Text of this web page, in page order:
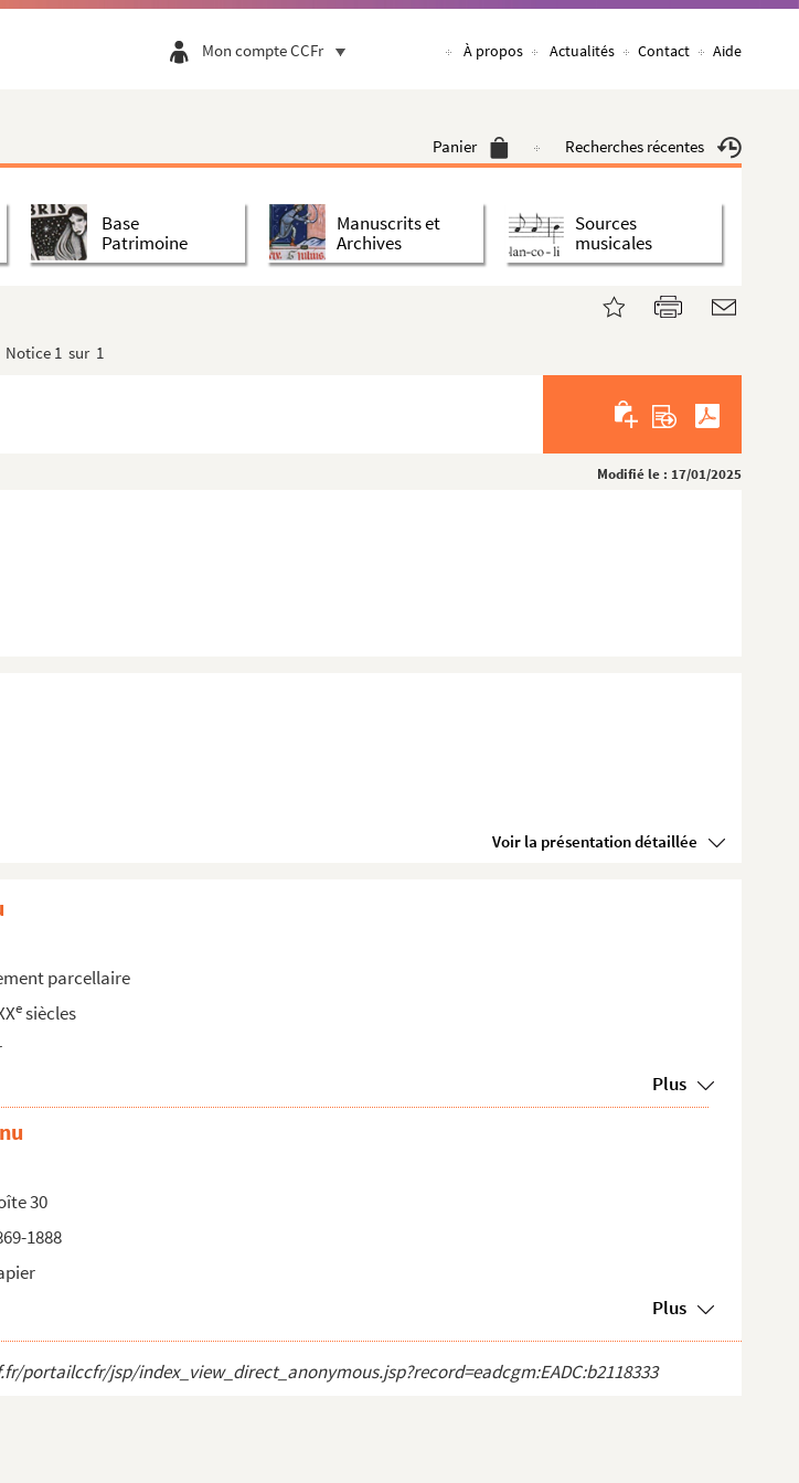
Mon compte CCFr À propos Actualités Contact Aide
Panier Recherches récentes
Base
Patrimoine
Manuscrits et
Archives
Sources
musicales
Notice 1 sur 1
Modifié le : 17/01/2025
Voir la présentation détaillée
de l'usine électrique - ville d...
parcellaire
esiècles
Plus
30
1888
Plus
portailccfr/jsp/index_view_direct_anonymous.jsp?record=eadcgm:EADC:b2118333